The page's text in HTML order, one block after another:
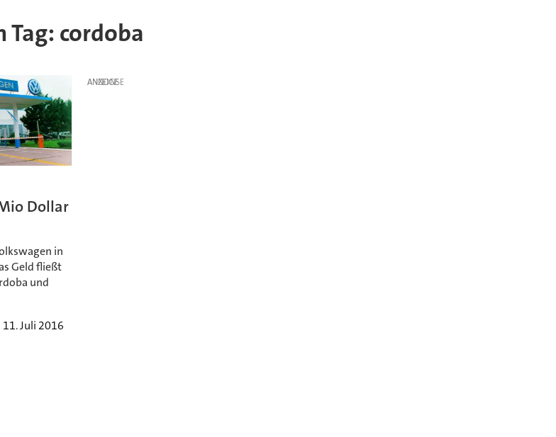
Tag: cordoba
Dollar
in
Geld fließt
und
11. Juli 2016
ANZEIGE